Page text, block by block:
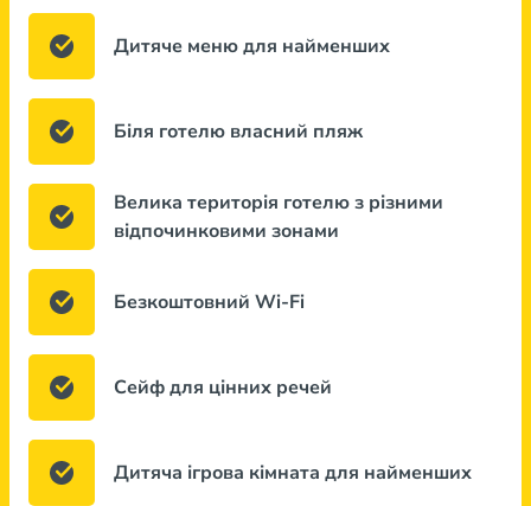
Дитяче меню для найменших
Біля готелю власний пляж
Велика територія готелю з різними
відпочинковими зонами
Безкоштовний Wi-Fi
Сейф для цінних речей
Дитяча ігрова кімната для найменших